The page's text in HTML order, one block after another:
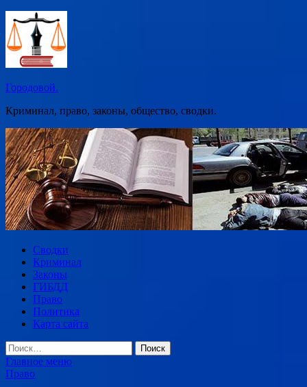
Перейти
содержимому
Городовой.
Криминал, право, законы, общество, сводки.
Сводки
Криминал
Законы
ГИБДД
Право
Политика
Карта сайта
Найти:
Главное меню
Право